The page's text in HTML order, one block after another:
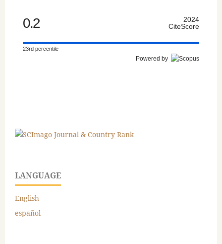
0.2
2024
CiteScore
23rd percentile
Powered by
LANGUAGE
English
español